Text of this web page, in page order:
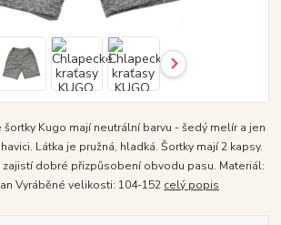
Kugo mají neutrální barvu - šedý melír a jen
Látka je pružná, hladká. Šortky mají 2 kapsy.
dobré přizpůsobení obvodu pasu. Materiál:
Vyráběné velikosti: 104-152 celý popis